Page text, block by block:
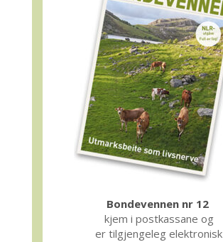
Bondevennen nr 12
kjem i postkassane og
er tilgjengeleg elektronisk